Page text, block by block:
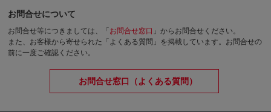
お問合せについて
お問合せ等につきましては、「 お問合せ窓口 」からお問合せください。
また、お客様から寄せられた「よくある質問」を掲載しています。お問合せの
前に一度ご確認ください。
お問合せ窓口（よくある質問）